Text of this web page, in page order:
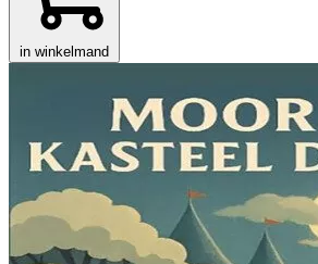
in winkelmand